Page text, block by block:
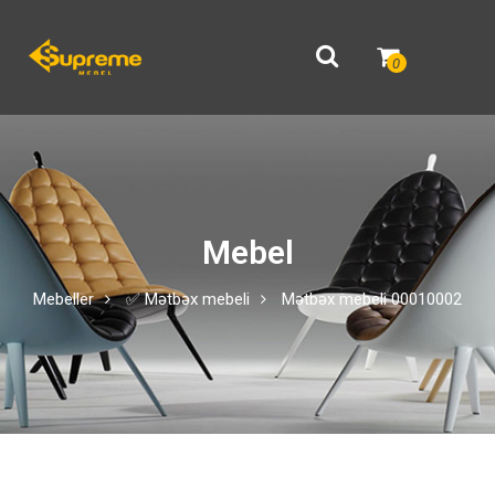
0
Mebel
Mebeller ✅ Mətbəx mebeli Mətbəx mebeli 00010002